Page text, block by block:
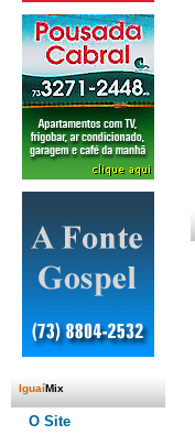
IguaíMix
O Site